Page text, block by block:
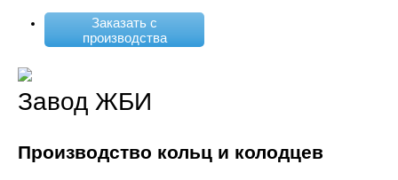
Заказать с
производства
Завод ЖБИ
Производство кольц и колодцев